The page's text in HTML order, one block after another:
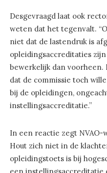
Desgevraagd laat ook
weten dat het tegenvalt.
niet dat de lastendruk is
opleidingsaccreditaties
bewerkelijk dan voorheen.
dat de commissie toch
bij de opleidingen,
instellingsaccreditatie.”
In een reactie zegt NVAO-
Hout zich niet in de
opleidingstoets is bij